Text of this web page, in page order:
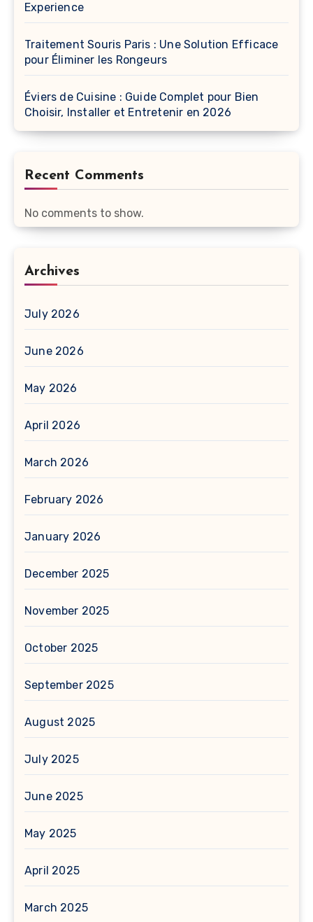
Experience
Traitement Souris Paris : Une Solution Efficace
pour Éliminer les Rongeurs
Éviers de Cuisine : Guide Complet pour Bien
Choisir, Installer et Entretenir en 2026
Recent Comments
No comments to show.
Archives
July 2026
June 2026
May 2026
April 2026
March 2026
February 2026
January 2026
December 2025
November 2025
October 2025
September 2025
August 2025
July 2025
June 2025
May 2025
April 2025
March 2025